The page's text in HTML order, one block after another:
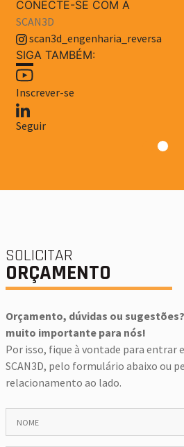
CONECTE-SE COM A
SCAN3D
scan3d_engenharia_reversa
SIGA TAMBÉM:
Inscrever-se
Seguir
SOLICITAR
ORÇAMENTO
Orçamento, dúvidas ou
muito importante para nós!
Por isso, fique à vontade para entrar
SCAN3D, pelo formulário abaixo ou
relacionamento ao lado.